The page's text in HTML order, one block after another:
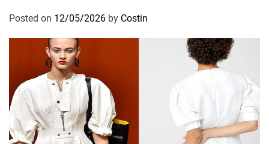
Posted on 12/05/2026 by Costin